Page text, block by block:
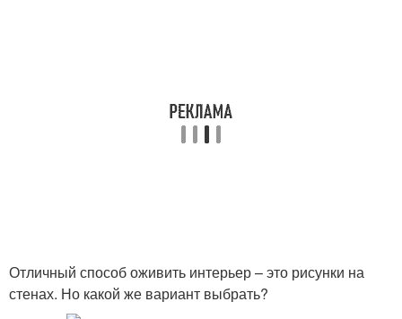
Отличный способ оживить интерьер – это рисунки на
стенах. Но какой же вариант выбрать?